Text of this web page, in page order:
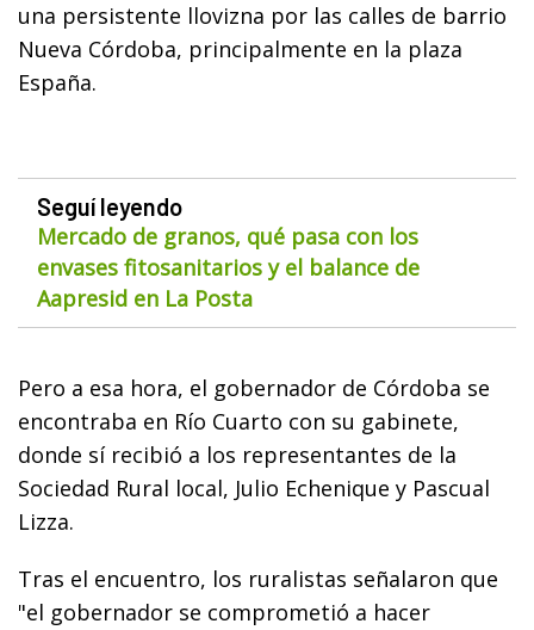
una persistente llovizna por las calles de barrio
Nueva Córdoba, principalmente en la plaza
España.
Seguí leyendo
Mercado de granos, qué pasa con los
envases fitosanitarios y el balance de
Aapresid en La Posta
Pero a esa hora, el gobernador de Córdoba se
encontraba en Río Cuarto con su gabinete,
donde sí recibió a los representantes de la
Sociedad Rural local, Julio Echenique y Pascual
Lizza.
Tras el encuentro, los ruralistas señalaron que
"el gobernador se comprometió a hacer